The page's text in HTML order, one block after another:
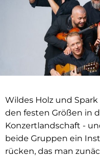
Wildes Holz und
den festen Größen in
Konzertlandschaft -
beide Gruppen ein
rücken, das man